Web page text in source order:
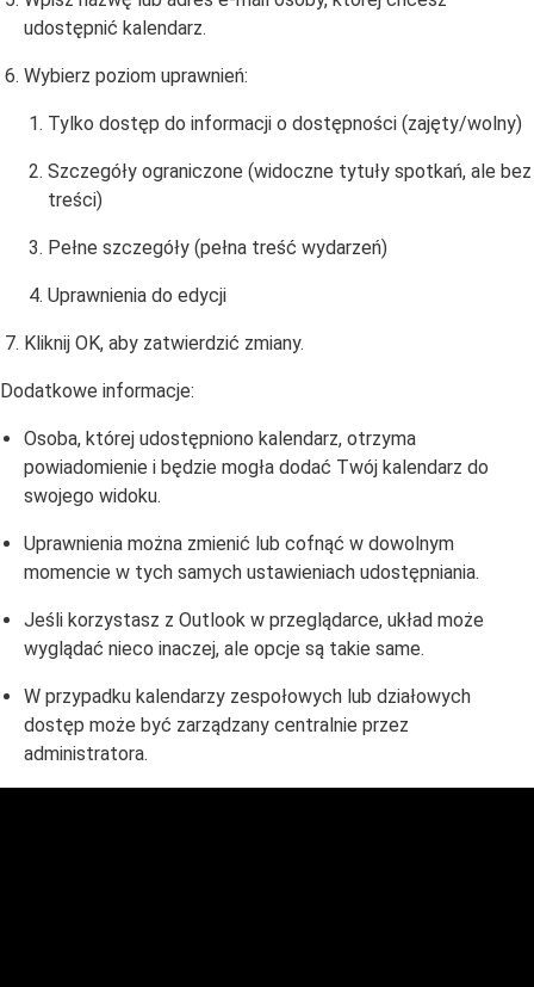
udostępnić kalendarz.
Wybierz poziom uprawnień:
Tylko dostęp do informacji o dostępności (zajęty/wolny)
Szczegóły ograniczone (widoczne tytuły spotkań, ale bez
treści)
Pełne szczegóły (pełna treść wydarzeń)
Uprawnienia do edycji
Kliknij OK, aby zatwierdzić zmiany.
Dodatkowe informacje:
Osoba, której udostępniono kalendarz, otrzyma
powiadomienie i będzie mogła dodać Twój kalendarz do
swojego widoku.
Uprawnienia można zmienić lub cofnąć w dowolnym
momencie w tych samych ustawieniach udostępniania.
Jeśli korzystasz z Outlook w przeglądarce, układ może
wyglądać nieco inaczej, ale opcje są takie same.
W przypadku kalendarzy zespołowych lub działowych
dostęp może być zarządzany centralnie przez
administratora.